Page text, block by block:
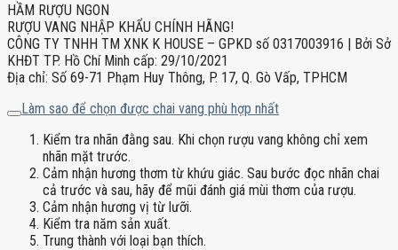
HẦM RƯỢU NGON
RƯỢU VANG NHẬP KHẨU CHÍNH HÃNG!
CÔNG TY TNHH TM XNK K HOUSE – GPKD số 0317003916 | Bởi Sở
KHĐT TP. Hồ Chí Minh cấp: 29/10/2021
Địa chỉ: Số 69-71 Phạm Huy Thông, P. 17, Q. Gò Vấp, TPHCM
Làm sao để chọn được chai vang phù hợp nhất
Kiểm tra nhãn đằng sau. Khi chọn rượu vang không chỉ xem
nhãn mặt trước.
Cảm nhận hương thơm từ khứu giác. Sau bước đọc nhãn chai
cả trước và sau, hãy để mũi đánh giá mùi thơm của rượu.
Cảm nhận hương vị từ lưỡi.
Kiểm tra năm sản xuất.
Trung thành với loại bạn thích.